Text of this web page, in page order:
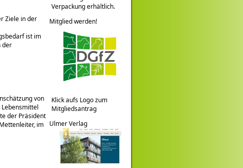
Ziele in der
ist im
der
von
der Präsident
im
Verpackung erhältlich.
Mitglied werden!
Klick aufs Logo zum
Mitgliedsantrag
Ulmer Verlag